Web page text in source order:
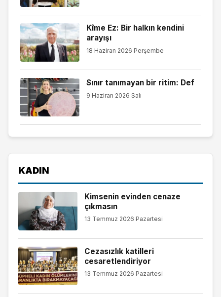
Kîme Ez: Bir halkın kendini
arayışı
18 Haziran 2026 Perşembe
Sınır tanımayan bir ritim: Def
9 Haziran 2026 Salı
KADIN
Kimsenin evinden cenaze
çıkmasın
13 Temmuz 2026 Pazartesi
Cezasızlık katilleri
cesaretlendiriyor
13 Temmuz 2026 Pazartesi